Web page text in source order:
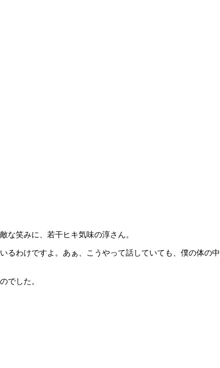
な笑みに、若干ヒキ気味の淳さん。
るわけですよ。あぁ、こうやって話していても、僕の体の中
でした。